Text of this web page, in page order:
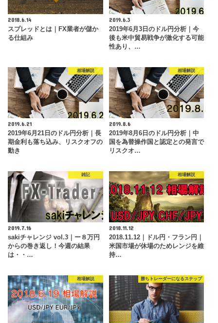
2018.6.14
スプレッドとは｜FX業者が儲か
る仕組み
2019.6.3
2019年6月3日のドル円分析｜今
後も米中貿易戦争が激化する可能
性あり、…
相場解説
2019.6.21
2019年6月21日のドル円分析｜長
期金利も落ち込み、リスクオフの
動き
相場解説
2019.8.6
2019年8月6日のドル円分析｜中
国を為替操作国と認定との発言で
リスクオ…
雑記
2019.7.16
sakiチャレンジ vol.3｜ー８万円
からの巻き返し！今週の結果
は・・…
相場解説
2018.11.12
2018.11.12｜ドル円・フラン円｜
米国市場が休場のためレンジを維
持…
相場解説 勝ちトレーダーになるステップ